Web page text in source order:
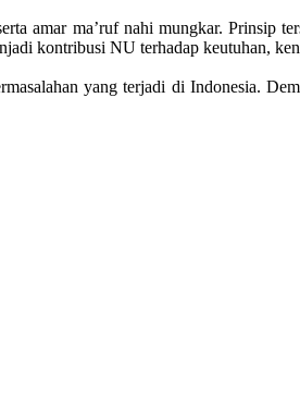
amar ma’ruf nahi mungkar. Prinsip
kontribusi NU terhadap keutuhan,
yang terjadi di Indonesia.